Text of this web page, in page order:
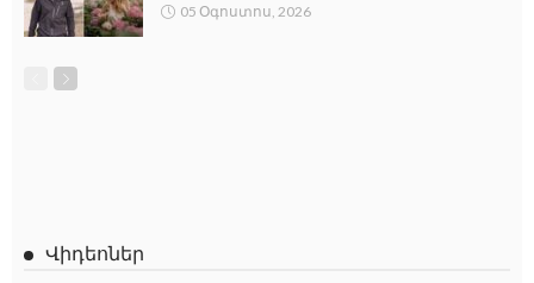
05 Օգոստոս, 2026
Վիդեոներ